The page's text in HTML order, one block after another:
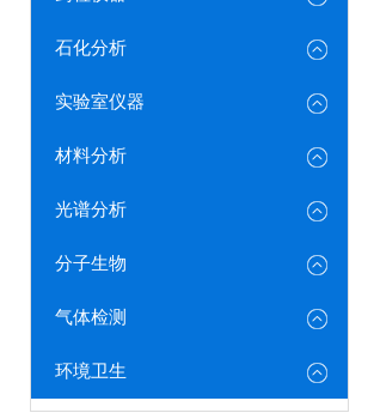
石化分析
实验室仪器
材料分析
光谱分析
分子生物
气体检测
环境卫生